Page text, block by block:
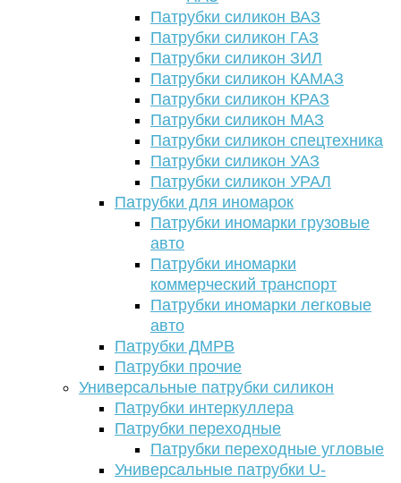
Патрубки силикон ВАЗ
Патрубки силикон ГАЗ
Патрубки силикон ЗИЛ
Патрубки силикон КАМАЗ
Патрубки силикон КРАЗ
Патрубки силикон МАЗ
Патрубки силикон спецтехника
Патрубки силикон УАЗ
Патрубки силикон УРАЛ
Патрубки для иномарок
Патрубки иномарки грузовые
авто
Патрубки иномарки
коммерческий транспорт
Патрубки иномарки легковые
авто
Патрубки ДМРВ
Патрубки прочие
Универсальные патрубки силикон
Патрубки интеркуллера
Патрубки переходные
Патрубки переходные угловые
Универсальные патрубки U-